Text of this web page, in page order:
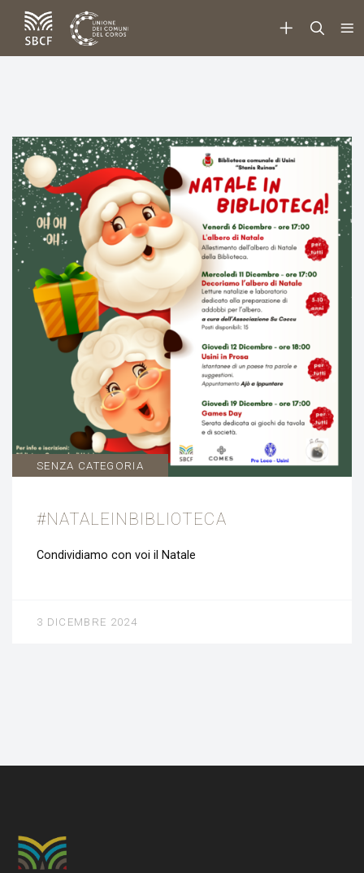
SENZA CATEGORIA
#NATALEINBIBLIOTECA
Condividiamo con voi il Natale
3 DICEMBRE 2024